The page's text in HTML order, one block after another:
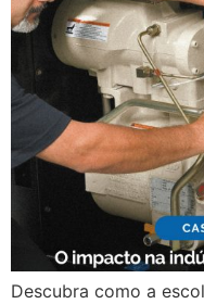
Descubra como a